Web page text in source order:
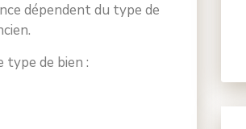
dépendent du type de
type de bien :